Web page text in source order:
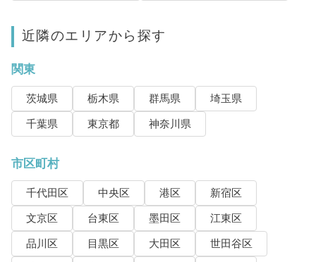
近隣のエリアから探す
関東
茨城県 栃木県 群馬県
埼玉県
千葉県
東京都 神奈川県
市区町村
千代田区 中央区 港区
新宿区
文京区
台東区 墨田区
江東区
品川区
目黒区 大田区
世田谷区